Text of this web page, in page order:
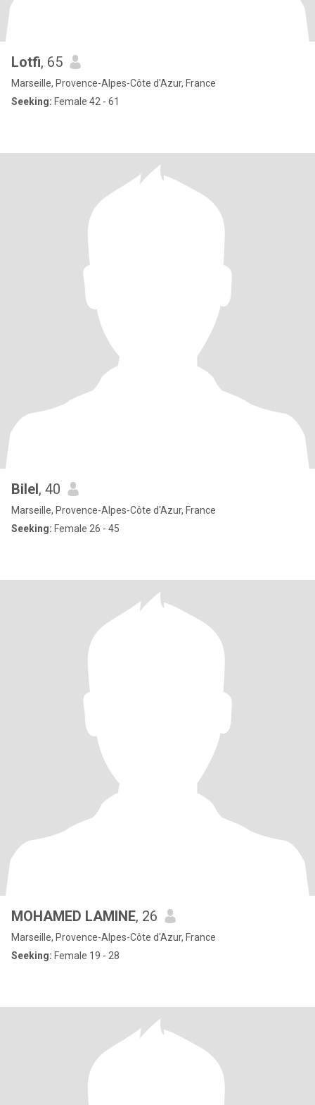
Lotfi, 65
Marseille, Provence-Alpes-Côte d'Azur, France
Seeking: Female 42 - 61
Bilel, 40
Marseille, Provence-Alpes-Côte d'Azur, France
Seeking: Female 26 - 45
MOHAMED LAMINE, 26
Marseille, Provence-Alpes-Côte d'Azur, France
Seeking: Female 19 - 28